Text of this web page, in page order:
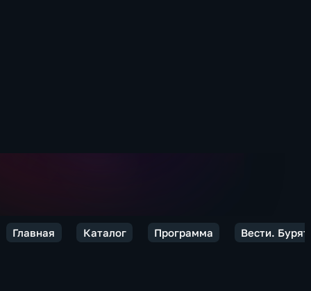
Главная Каталог Программа Вести.